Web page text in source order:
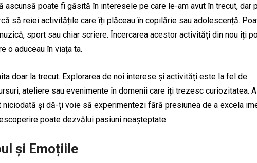
ascunsă poate fi găsită în interesele pe care le-am avut în trecut, dar
să reiei activitățile care îți plăceau în copilărie sau adolescență.
sport sau chiar scriere. Încercarea acestor activități din nou îți
o aduceau în viața ta.
doar la trecut. Explorarea de noi interese și activități este la fel de
ateliere sau evenimente în domenii care îți trezesc curiozitatea.
niciodată și dă-ți voie să experimentezi fără presiunea de a excela
poate dezvălui pasiuni neașteptate.
și Emoțiile